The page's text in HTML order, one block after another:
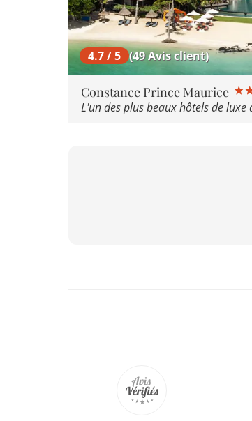
4.7 / 5 (49 Avis client)
Constance Prince Maurice
L'un des plus beaux hôtels de luxe